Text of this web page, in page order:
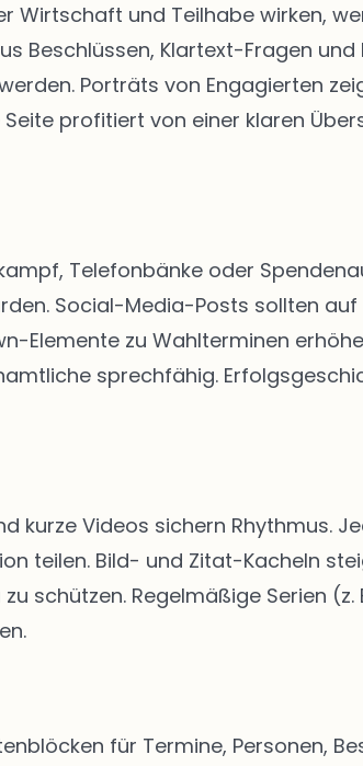
Wirtschaft und Teilhabe wirken,
Beschlüssen, Klartext-Fragen
Porträts von Engagierten
profitiert von einer klaren
Telefonbänke oder
Social-Media-Posts sollten
Elemente zu Wahlterminen
sprechfähig.
kurze Videos sichern Rhythmus.
teilen. Bild- und Zitat-Kacheln
schützen. Regelmäßige Serien
für Termine, Personen,